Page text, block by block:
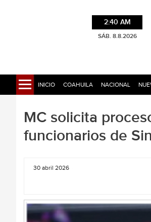
2:40 AM
SÁB. 8.8.2026
INICIO COAHUILA NACIONAL
MC solicita
funcionarios de
30 abril 2026